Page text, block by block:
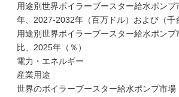
用途別世界ボイラーブースター給水ポン
年、2027-2032年（百万ドル）および（千
用途別世界ボイラーブースター給水ポン
比、2025年（％）
電力・エネルギー
産業用途
世界のボイラーブースター給水ポンプ市場